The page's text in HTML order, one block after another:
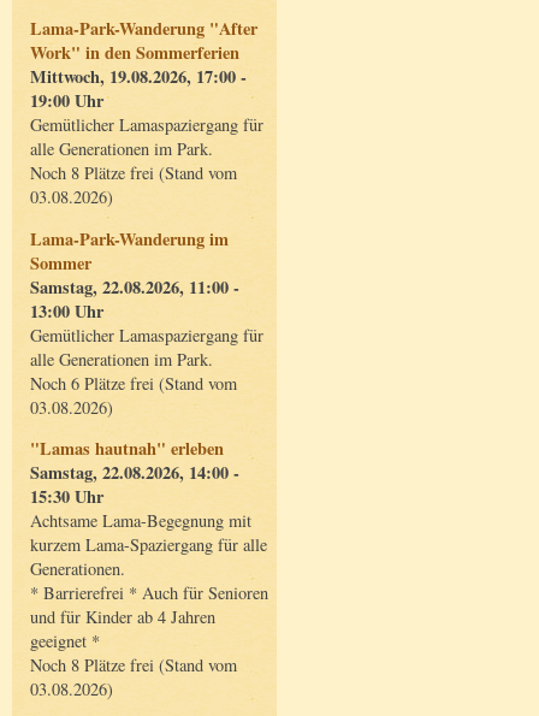
Lama-Park-Wanderung "After
Work" in den Sommerferien
Mittwoch, 19.08.2026, 17:00 -
19:00 Uhr
Gemütlicher Lamaspaziergang für
alle Generationen im Park.
Noch 8 Plätze frei (Stand vom
03.08.2026)
Lama-Park-Wanderung im
Sommer
Samstag, 22.08.2026, 11:00 -
13:00 Uhr
Gemütlicher Lamaspaziergang für
alle Generationen im Park.
Noch 6 Plätze frei (Stand vom
03.08.2026)
"Lamas hautnah" erleben
Samstag, 22.08.2026, 14:00 -
15:30 Uhr
Achtsame Lama-Begegnung mit
kurzem Lama-Spaziergang für alle
Generationen.
* Barrierefrei * Auch für Senioren
und für Kinder ab 4 Jahren
geeignet *
Noch 8 Plätze frei (Stand vom
03.08.2026)